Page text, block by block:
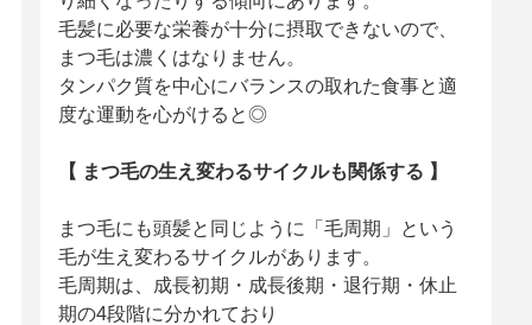
毛髪に必要な栄養が十分に摂取できないので、
まつ毛は濃くはなりません。
タンパク質を中心にバランスの取れた食事と適
度な運動を心がけると◎
【 まつ毛の生え変わるサイクルも関係する 】
まつ毛にも頭髪と同じように「毛周期」という
毛が生え変わるサイクルがあります。
毛周期は、成長初期・成長後期・退行期・休止
期の4段階に分かれており